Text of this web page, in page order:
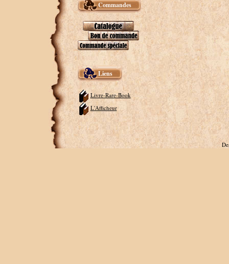
Commandes
Liens
Livre-Rare-Book
L'Afficheur